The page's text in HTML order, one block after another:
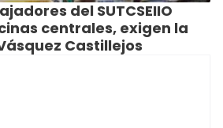
del SUTCSEIIO
centrales, exigen la
Castillejos